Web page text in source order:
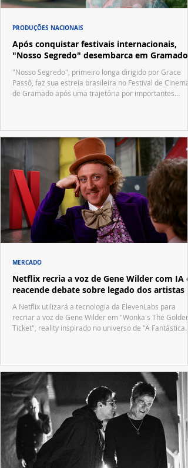
Após conquistar festivais internacionais,
"Nosso Segredo" desembarca em Gramado
"Nosso Segredo", primeiro longa dirigido por Grace
Passô, faz sua estreia brasileira no Festival de Cinema
de Gramado após uma trajetória por importantes
PRODUÇÕES NACIONAIS
Netflix recria a voz de Gene Wilder com IA e
reacende debate sobre legado dos artistas
A Netflix utilizará a tecnologia da ElevenLabs para
recriar a voz de Gene Wilder em "Wonka's The Golden
Ticket", reality inspirado no universo de "A Fantástica
MERCADO